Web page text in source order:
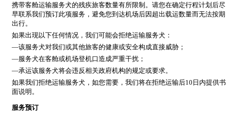
携带客舱运输服务犬的残疾旅客数量有所限制。请您在确定行程计划后尽
早联系我们预订此项服务，避免您到达机场后因超出载运数量而无法按期
出行。
如果出现以下任何情况，我们可能会拒绝运输服务犬：
—该服务犬对我们或其他旅客的健康或安全构成直接威胁；
—服务犬在客舱或机场登机口造成严重干扰；
—承运该服务犬将会违反相关政府机构的规定或要求。
如果我们拒绝运输服务犬，如您需要，我们将在拒绝运输后10日内提供书
面说明。
服务预订